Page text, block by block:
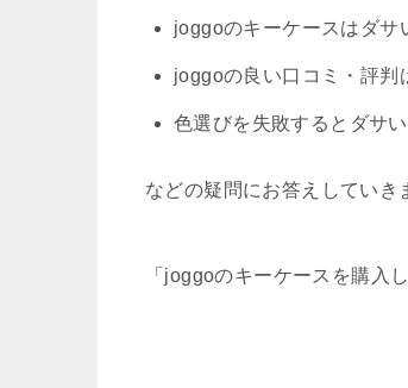
joggoのキーケースはダサ
joggoの良い口コミ・評判
色選びを失敗するとダサい
などの疑問にお答えしていき
「joggoのキーケースを購入